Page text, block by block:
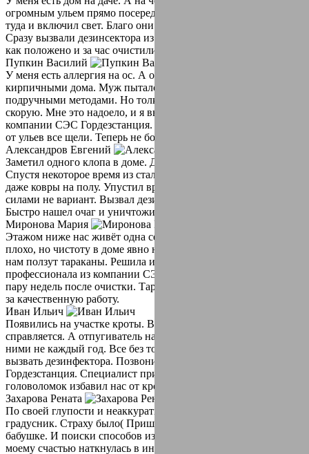
огромным ульем прямо посередине чердака. Однажды полез
туда и включил свет. Благо они не успели налететь на меня.
Сразу вызвали дезинсектора из СЭС Гордезстанция. Приехали
как положено и за час очистили от этих гадов мой чердак.
Пупкин Василий
У меня есть аллергия на ос. А они сделали улья между
кирпичными дома. Муж пытался избавиться от них
подручными методами. Но толку не было. Пару раз вызывали
скорую. Мне это надоело, и я вызвала специалистов из
компании СЭС Гордезстанция. Приехали быстро и очистили
от ульев все щели. Теперь не боюсь выходить из дома.
Александров Евгений
Заметил одного клопа в доме. Думал ну один не страшно.
Спустя некоторое время из стало больше. Стали пожирать
даже ковры на полу. Упустил время. И теперь бороться своими
силами не вариант. Вызвал дезинфектора. Отличная работа.
Быстро нашел очаг и уничтожил их. Все заняло около часа.
Миронова Мария
Этажом ниже нас живёт одна семья. Не сказать что живут
плохо, но чистоту в доме явно не соблюдают. Так как от них к
нам ползут тараканы. Решила избавиться от них с помощью
профессионала из компании СЭС Гордезстанция. Прошло
пару недель после очистки. Тараканы не появлялись, спасибо
за качественную работу.
Иван Ильич
Появились на участке кроты. Вся землю перерыли. Собака не
справляется. А отпугиватель на них не действуют. Боремся с
ними не каждый год. Все без толку. Решил в этом году
вызвать дезинфектора. Позвонили в компанию СЭС
Гордезстанция. Специалист приехал сразу. И без всяких
головоломок избавил нас от кротов. Дал рекомендации.
Захарова Рената
По своей глупости и неаккуратности разбила дома ртутный
градусник. Страху было( Пришлось на время отвезти детей к
бабушке. И поиски способов избавления от ртути дома. К
моему счастью наткнулась в интернете на компанию СЭС